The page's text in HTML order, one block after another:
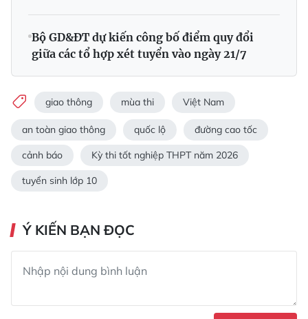
Bộ GD&ĐT dự kiến công bố điểm quy đổi
giữa các tổ hợp xét tuyển vào ngày 21/7
giao thông mùa thi Việt Nam
an toàn giao thông quốc lộ đường cao tốc
cảnh báo Kỳ thi tốt nghiệp THPT năm 2026
tuyển sinh lớp 10
Ý KIẾN BẠN ĐỌC